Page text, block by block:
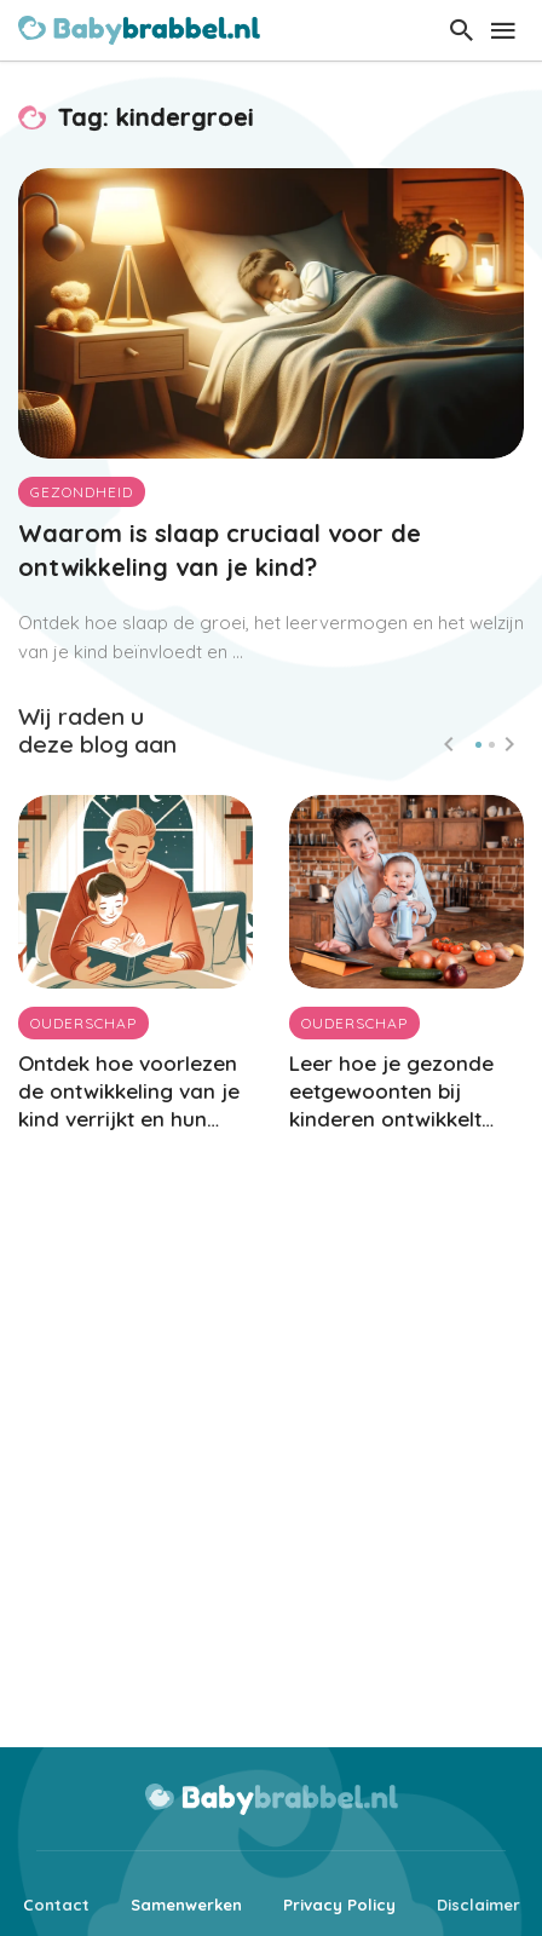
Tag: kindergroei
GEZONDHEID
Waarom is slaap cruciaal voor de
ontwikkeling van je kind?
Ontdek hoe slaap de groei, het leervermogen en het welzijn
van je kind beïnvloedt en ...
Wij raden u
deze blog aan
OUDERSCHAP
Ontdek hoe voorlezen
de ontwikkeling van je
kind verrijkt en hun
OUDERSCHAP
Leer hoe je gezonde
eetgewoonten bij
kinderen ontwikkelt
Contact Samenwerken Privacy Policy Disclaimer